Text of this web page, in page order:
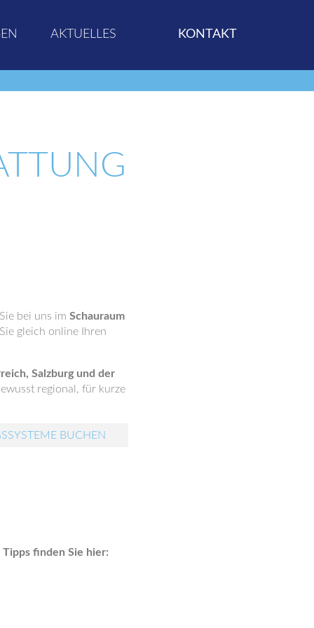
AKTUELLES KONTAKT
bei uns im Schauraum
gleich online Ihren
Salzburg und der
regional, für kurze
BUCHEN
finden Sie hier: